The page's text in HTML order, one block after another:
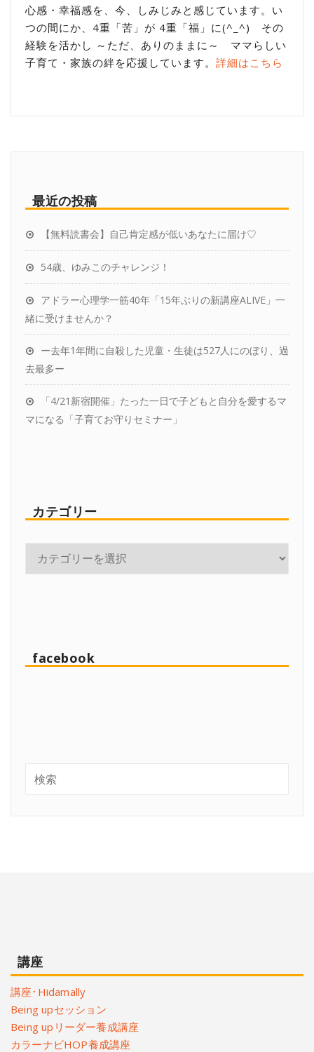
心感・幸福感を、今、しみじみと感じています。い
つの間にか、4重「苦」が 4重「福」に(^_^) その
経験を活かし ～ただ、ありのままに～ ママらしい
子育て・家族の絆を応援しています。 詳細はこちら
最近の投稿
【無料読書会】自己肯定感が低いあなたに届け♡
54歳、ゆみこのチャレンジ！
アドラー心理学一筋40年「15年ぶりの新講座ALIVE」一
緒に受けませんか？
ー去年1年間に自殺した児童・生徒は527人にのぼり、過
去最多ー
「4/21新宿開催」たった一日で子どもと自分を愛するマ
マになる「子育てお守りセミナー」
カテゴリー
facebook
講座
講座･Hidamally
Being upセッション
Being upリーダー養成講座
カラーナビHOP養成講座